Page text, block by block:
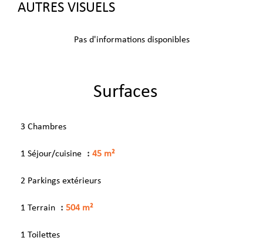
AUTRES VISUELS
Pas d'informations disponibles
Surfaces
3 Chambres
1 Séjour/cuisine 45 m²
2 Parkings extérieurs
1 Terrain 504 m²
1 Toilettes